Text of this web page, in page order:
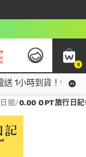
0
送 1小時到貨！領神
拋/0.00 OPT旅行日記